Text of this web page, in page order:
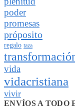
poder
promesas
próposito
regalo taza
vida
vidacristiana
vivir
ENVÍOS A TODO